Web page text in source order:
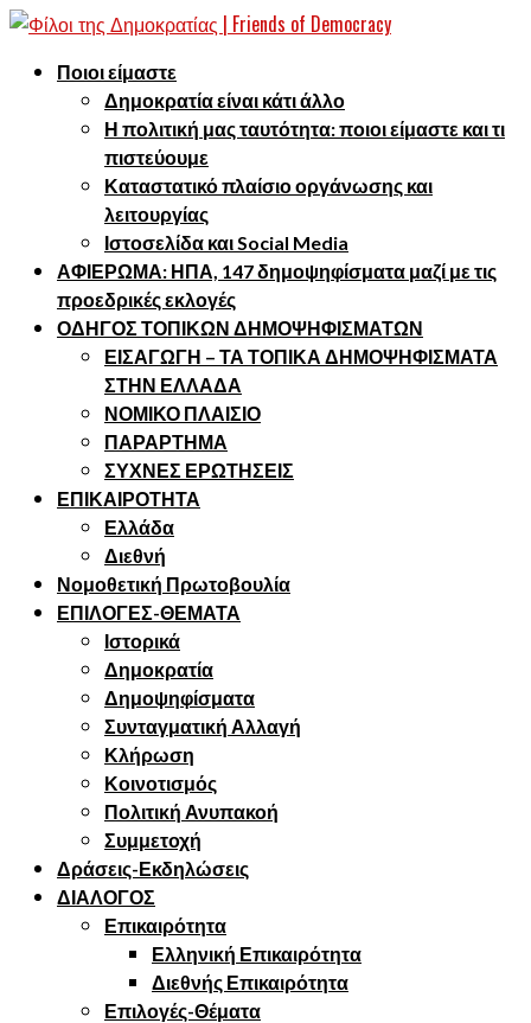
Ποιοι είμαστε
Δημοκρατία είναι κάτι άλλο
Η πολιτική μας ταυτότητα: ποιοι είμαστε και τι
πιστεύουμε
Καταστατικό πλαίσιο οργάνωσης και
λειτουργίας
Ιστοσελίδα και Social Media
ΑΦΙΕΡΩΜΑ: ΗΠΑ, 147 δημοψηφίσματα μαζί με τις
προεδρικές εκλογές
ΟΔΗΓΟΣ ΤΟΠΙΚΩΝ ΔΗΜΟΨΗΦΙΣΜΑΤΩΝ
ΕΙΣΑΓΩΓΗ – ΤΑ ΤΟΠΙΚΑ ΔΗΜΟΨΗΦΙΣΜΑΤΑ
ΣΤΗΝ ΕΛΛΑΔΑ
ΝΟΜΙΚΟ ΠΛΑΙΣΙΟ
ΠΑΡΑΡΤΗΜΑ
ΣΥΧΝΕΣ ΕΡΩΤΗΣΕΙΣ
ΕΠΙΚΑΙΡΟΤΗΤΑ
Ελλάδα
Διεθνή
Νομοθετική Πρωτοβουλία
ΕΠΙΛΟΓΕΣ-ΘΕΜΑΤΑ
Ιστορικά
Δημοκρατία
Δημοψηφίσματα
Συνταγματική Αλλαγή
Κλήρωση
Κοινοτισμός
Πολιτική Ανυπακοή
Συμμετοχή
Δράσεις-Εκδηλώσεις
ΔΙΑΛΟΓΟΣ
Επικαιρότητα
Ελληνική Επικαιρότητα
Διεθνής Επικαιρότητα
Επιλογές-Θέματα